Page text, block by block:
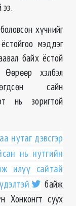
ээ.
хүчнийг
мэддэг
байх ёстой
хэлбэл
сайн
нь зоригтой
нутаг дэвсгэр
нь нутгийн
илүү сайтай
байж
Хонконгт суух